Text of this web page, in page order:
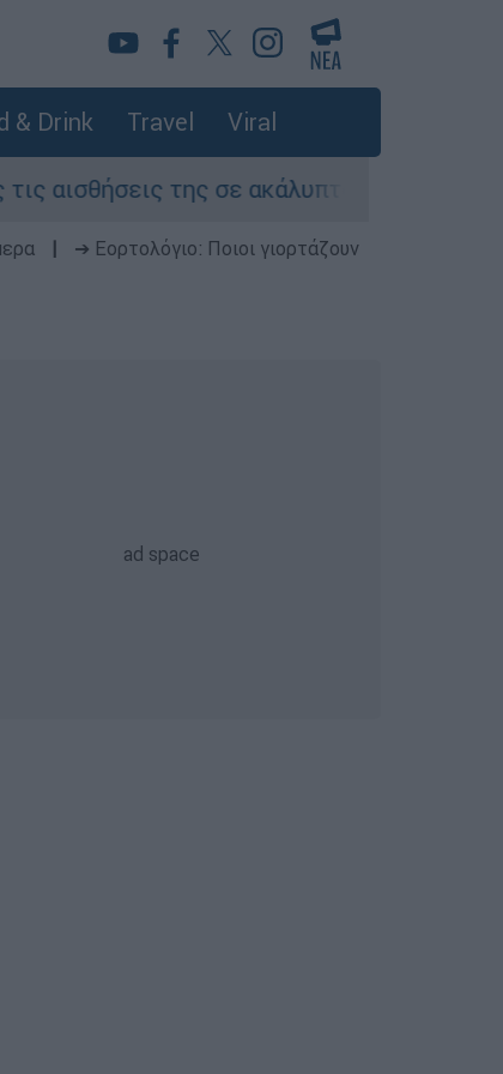
& Drink Travel Viral
της σε ακάλυπτο πολυκατοικίας στη
➔ Εορτολόγιο: Ποιοι γιορτάζουν